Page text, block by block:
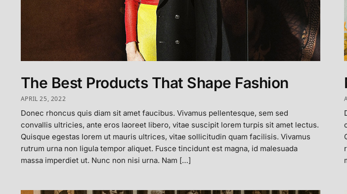
The Best Products That Shape Fashion
APRIL 25, 2022
Donec rhoncus quis diam sit amet faucibus. Vivamus pellentesque, sem sed
convallis ultricies, ante eros laoreet libero, vitae suscipit lorem turpis sit amet lectus.
Quisque egestas lorem ut mauris ultrices, vitae sollicitudin quam facilisis. Vivamus
rutrum urna non ligula tempor aliquet. Fusce tincidunt est magna, id malesuada
massa imperdiet ut. Nunc non nisi urna. Nam […]